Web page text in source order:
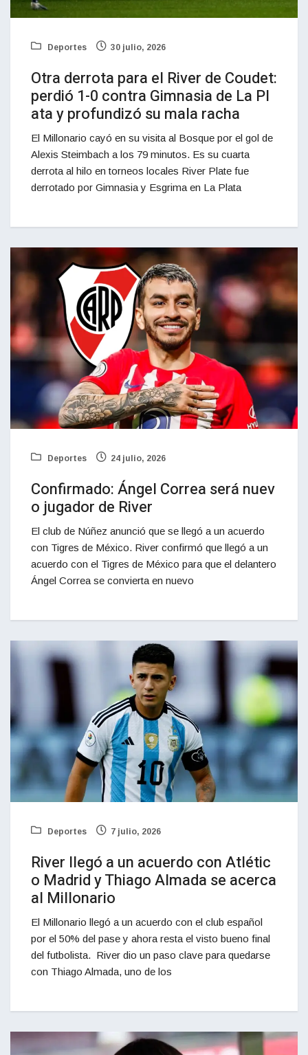
Deportes 30 julio, 2026
Otra derrota para el River de Coudet:
perdió 1-0 contra Gimnasia de La Pl
ata y profundizó su mala racha
El Millonario cayó en su visita al Bosque por el gol de
Alexis Steimbach a los 79 minutos. Es su cuarta
derrota al hilo en torneos locales River Plate fue
derrotado por Gimnasia y Esgrima en La Plata
Deportes 24 julio, 2026
Confirmado: Ángel Correa será nuev
o jugador de River
El club de Núñez anunció que se llegó a un acuerdo
con Tigres de México. River confirmó que llegó a un
acuerdo con el Tigres de México para que el delantero
Ángel Correa se convierta en nuevo
Deportes 7 julio, 2026
River llegó a un acuerdo con Atlétic
o Madrid y Thiago Almada se acerca
al Millonario
El Millonario llegó a un acuerdo con el club español
por el 50% del pase y ahora resta el visto bueno final
del futbolista. River dio un paso clave para quedarse
con Thiago Almada, uno de los